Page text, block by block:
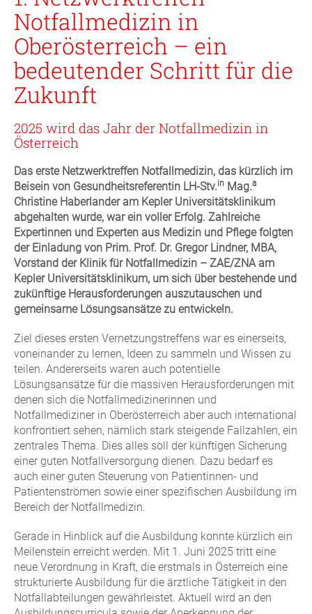
Notfallmedizin in
Oberösterreich – ein
bedeutender Schritt für die
Zukunft
2025 wird das Jahr der Notfallmedizin in
Österreich
Das erste Netzwerktreffen Notfallmedizin, das kürzlich im
Beisein von Gesundheitsreferentin LH-Stv.in Mag.a
Christine Haberlander am Kepler Universitätsklinikum
abgehalten wurde, war ein voller Erfolg. Zahlreiche
Expertinnen und Experten aus Medizin und Pflege folgten
der Einladung von Prim. Prof. Dr. Gregor Lindner, MBA,
Vorstand der Klinik für Notfallmedizin – ZAE/ZNA am
Kepler Universitätsklinikum, um sich über bestehende und
zukünftige Herausforderungen auszutauschen und
gemeinsame Lösungsansätze zu entwickeln.
Ziel dieses ersten Vernetzungstreffens war es einerseits,
voneinander zu lernen, Ideen zu sammeln und Wissen zu
teilen. Andererseits waren auch potentielle
Lösungsansätze für die massiven Herausforderungen mit
denen sich die Notfallmedizinerinnen und
Notfallmediziner in Oberösterreich aber auch international
konfrontiert sehen, nämlich stark steigende Fallzahlen, ein
zentrales Thema. Dies alles soll der künftigen Sicherung
einer guten Notfallversorgung dienen. Dazu bedarf es
auch einer guten Steuerung von Patientinnen- und
Patientenströmen sowie einer spezifischen Ausbildung im
Bereich der Notfallmedizin.
Gerade in Hinblick auf die Ausbildung konnte kürzlich ein
Meilenstein erreicht werden. Mit 1. Juni 2025 tritt eine
neue Verordnung in Kraft, die erstmals in Österreich eine
strukturierte Ausbildung für die ärztliche Tätigkeit in den
Notfallabteilungen gewährleistet. Aktuell wird an den